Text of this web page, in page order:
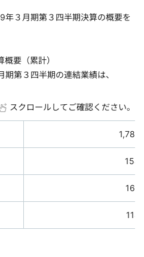
３月期第３四半期決算の概要を
要（累計）
第３四半期の連結業績は、
スクロールしてご確認ください。
1,783
154
162
118